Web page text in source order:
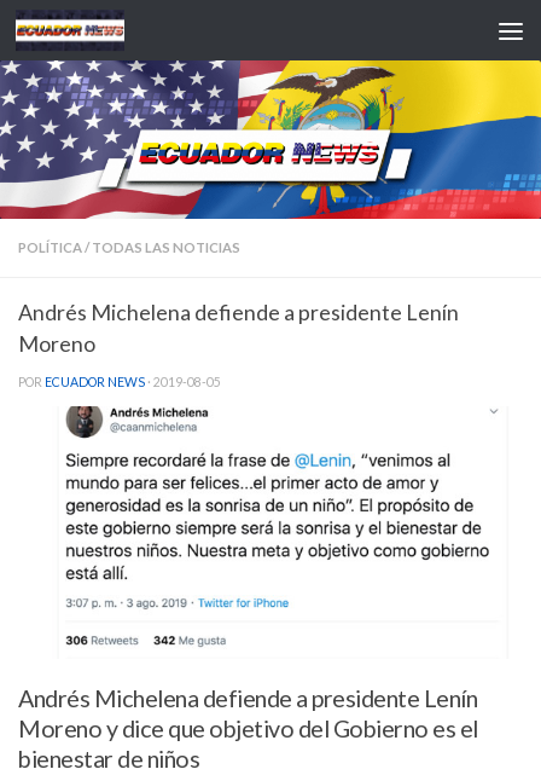
Saltar al contenido
POLÍTICA/ TODAS LAS NOTICIAS
Andrés Michelena defiende a presidente Lenín
Moreno
POR ECUADOR NEWS · 2019-08-05
Andrés Michelena defiende a presidente Lenín
Moreno y dice que objetivo del Gobierno es el
bienestar de niños